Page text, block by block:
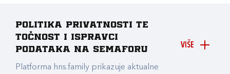
VIŠE
Politika privatnosti te
točnost i ispravci
podataka na Semaforu
Platforma hns.family prikazuje aktualne